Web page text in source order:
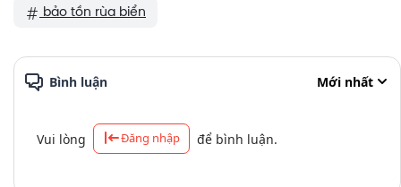
bảo tồn rùa biển
Bình luận Mới nhất
Vui lòng Đăng nhập để bình luận.